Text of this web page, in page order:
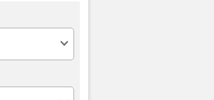
ック e-tron」で東京から京都
へ 往復1000km級ロングランで
2026.08.07 くるまのニュース